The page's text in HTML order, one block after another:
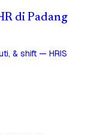
di Padang
& shift — HRIS